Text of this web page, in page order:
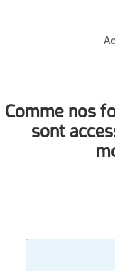
Comme nos
sont